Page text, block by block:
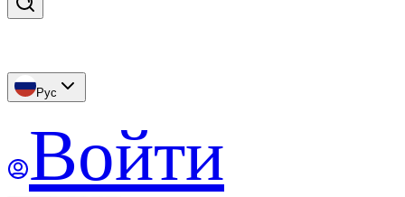
Рус
Войти